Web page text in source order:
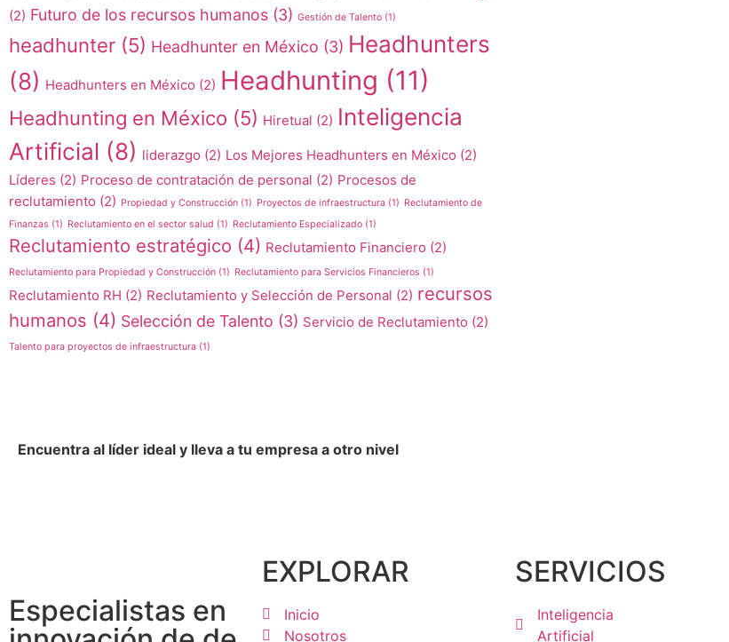
(2) Futuro de los recursos humanos (3) Gestión de Talento (1)
headhunter (5) Headhunter en México (3) Headhunters
(8) Headhunters en México (2) Headhunting (11)
Headhunting en México (5) Hiretual (2) Inteligencia
Artificial (8) liderazgo (2) Los Mejores Headhunters en México (2)
Líderes (2) Proceso de contratación de personal (2) Procesos de
reclutamiento (2) Propiedad y Construcción (1) Proyectos de infraestructura (1) Reclutamiento de
Finanzas (1) Reclutamiento en el sector salud (1) Reclutamiento Especializado (1)
Reclutamiento estratégico (4) Reclutamiento Financiero (2)
Reclutamiento para Propiedad y Construcción (1) Reclutamiento para Servicios Financieros (1)
Reclutamiento RH (2) Reclutamiento y Selección de Personal (2) recursos
humanos (4) Selección de Talento (3) Servicio de Reclutamiento (2)
Talento para proyectos de infraestructura (1)
Encuentra al líder ideal y lleva a tu empresa a otro nivel
Especialistas en
EXPLORAR
Inicio
Nosotros
SERVICIOS
Inteligencia
Artificial